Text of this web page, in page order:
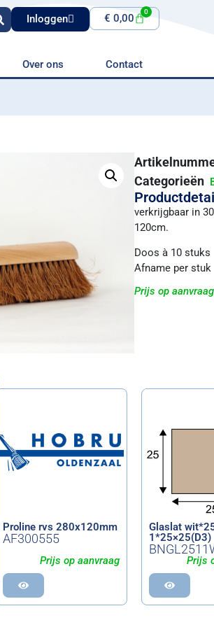
Inloggen € 0,00
0
Over ons Contact
Categorieën
verkrijgbaar in
120cm.
Doos à 10 stuks
Afname per stuk
Prijs op aanvraag
Proline rvs 280x120mm
AF300555
Prijs op aanvraag
Glaslat
1*25×25(D3)
Prijs